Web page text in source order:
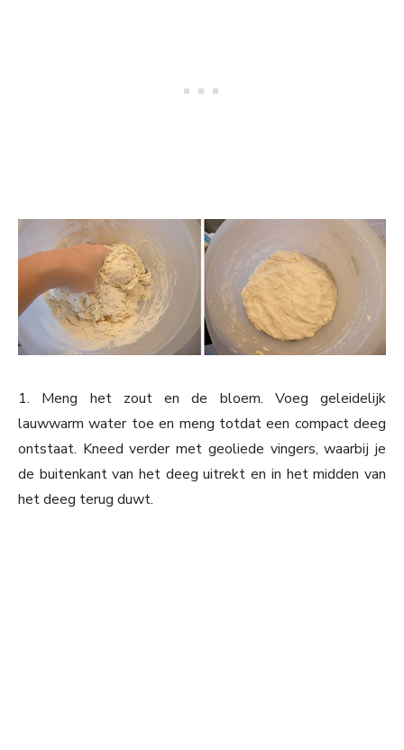
1. Meng het zout en de bloem. Voeg geleidelijk
lauwwarm water toe en meng totdat een compact deeg
ontstaat. Kneed verder met geoliede vingers, waarbij je
de buitenkant van het deeg uitrekt en in het midden van
het deeg terug duwt.